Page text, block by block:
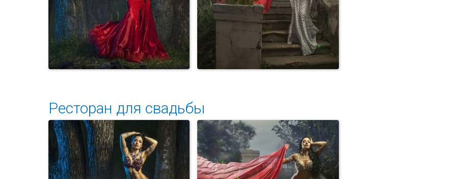
Арабский танец на свадьбе
Неповторимая красота
классического ар...
Ресторан для свадьбы